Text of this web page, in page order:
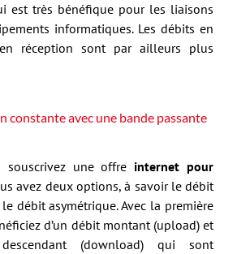
est très bénéfique pour les liaisons
informatiques. Les débits en
réception sont par ailleurs plus
constante avec une bande passante
souscrivez une offre internet pour
avez deux options, à savoir le débit
débit asymétrique. Avec la première
d’un débit montant (upload) et
(download) qui sont